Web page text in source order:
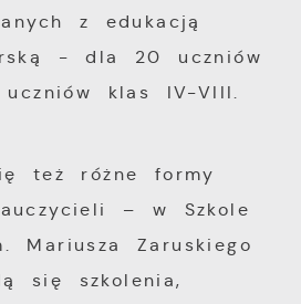
z edukacją
- dla 20 uczniów
klas IV-VIII.
też różne formy
– w Szkole
Mariusza Zaruskiego
się szkolenia,